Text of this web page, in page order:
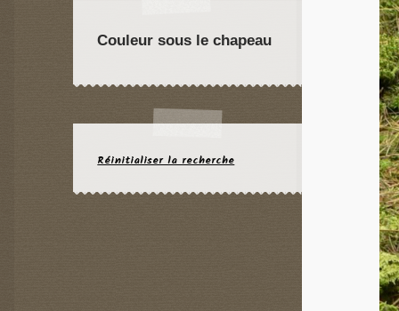
Couleur sous le chapeau
Réinitialiser la recherche